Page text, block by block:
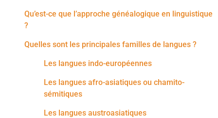
Qu’est-ce que l’approche généalogique en linguistique
?
Quelles sont les principales familles de langues ?
Les langues indo-européennes
Les langues afro-asiatiques ou chamito-
sémitiques
Les langues austroasiatiques